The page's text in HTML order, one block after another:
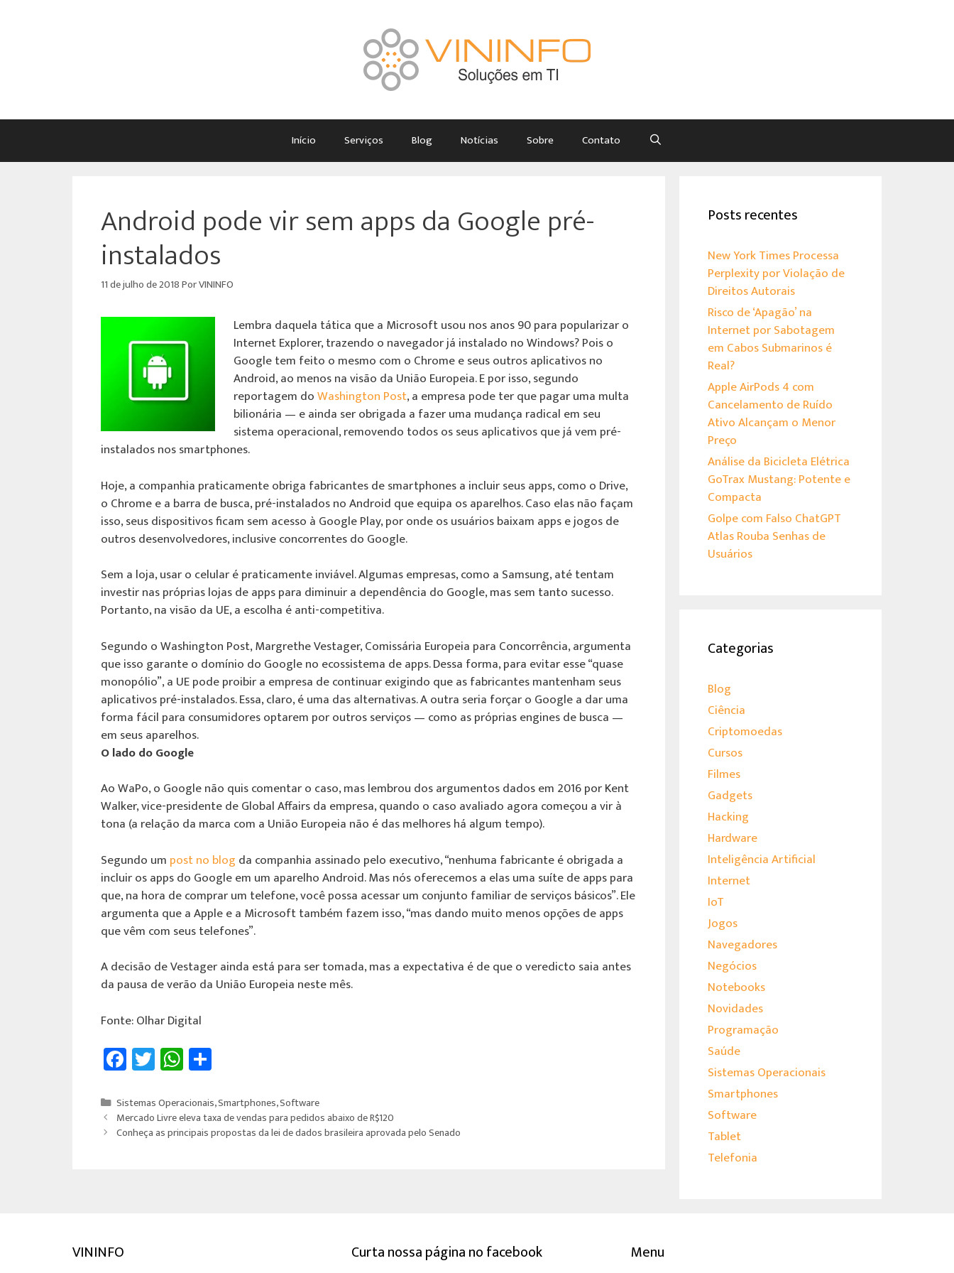
Início Serviços Blog Notícias Sobre Contato
Android pode vir sem apps da Google pré-
instalados
11 de julho de 2018PorVININFO
Lembra daquela tática que a Microsoft usou nos anos 90 para popularizar o
Internet Explorer, trazendo o navegador já instalado no Windows? Pois o
Google tem feito o mesmo com o Chrome e seus outros aplicativos no
Android, ao menos na visão da União Europeia. E por isso, segundo
reportagem doWashington Post, a empresa pode ter que pagar uma multa
bilionária — e ainda ser obrigada a fazer uma mudança radical em seu
sistema operacional, removendo todos os seus aplicativos que já vem pré-
instalados nos smartphones.
Hoje, a companhia praticamente obriga fabricantes de smartphones a incluir seus apps, como o Drive,
o Chrome e a barra de busca, pré-instalados no Android que equipa os aparelhos. Caso elas não façam
isso, seus dispositivos ficam sem acesso à Google Play, por onde os usuários baixam apps e jogos de
outros desenvolvedores, inclusive concorrentes do Google.
Sem a loja, usar o celular é praticamente inviável. Algumas empresas, como a Samsung, até tentam
investir nas próprias lojas de apps para diminuir a dependência do Google, mas sem tanto sucesso.
Portanto, na visão da UE, a escolha é anti-competitiva.
Segundo o Washington Post, Margrethe Vestager, Comissária Europeia para Concorrência, argumenta
que isso garante o domínio do Google no ecossistema de apps. Dessa forma, para evitar esse “quase
monopólio”, a UE pode proibir a empresa de continuar exigindo que as fabricantes mantenham seus
aplicativos pré-instalados. Essa, claro, é uma das alternativas. A outra seria forçar o Google a dar uma
forma fácil para consumidores optarem por outros serviços — como as próprias engines de busca —
em seus aparelhos.
O lado do Google
Ao WaPo, o Google não quis comentar o caso, mas lembrou dos argumentos dados em 2016 por Kent
Walker, vice-presidente de Global Affairs da empresa, quando o caso avaliado agora começou a vir à
tona (a relação da marca com a União Europeia não é das melhores há algum tempo).
Segundo um post no blog da companhia assinado pelo executivo, “nenhuma fabricante é obrigada a
incluir os apps do Google em um aparelho Android. Mas nós oferecemos a elas uma suíte de apps para
que, na hora de comprar um telefone, você possa acessar um conjunto familiar de serviços básicos”. Ele
argumenta que a Apple e a Microsoft também fazem isso, “mas dando muito menos opções de apps
que vêm com seus telefones”.
A decisão de Vestager ainda está para ser tomada, mas a expectativa é de que o veredicto saia antes
da pausa de verão da União Europeia neste mês.
Fonte: Olhar Digital
Fa
ce
b
o
ok
T
wi
tt
er
W
h
at
sA
p
e
Sistemas Operacionais,Smartphones,Software
Mercado Livre eleva taxa de vendas para pedidos abaixo de R$120
Conheça as principais propostas da lei de dados brasileira aprovada pelo Senado
Posts recentes
New York Times Processa
Perplexity por Violação de
Direitos Autorais
Risco de ‘Apagão’ na
Internet por Sabotagem
em Cabos Submarinos é
Real?
Apple AirPods 4 com
Cancelamento de Ruído
Ativo Alcançam o Menor
Preço
Análise da Bicicleta Elétrica
GoTrax Mustang: Potente e
Compacta
Golpe com Falso ChatGPT
Atlas Rouba Senhas de
Usuários
Categorias
Blog
Ciência
Criptomoedas
Cursos
Filmes
Gadgets
Hacking
Hardware
Inteligência Artificial
Internet
IoT
Jogos
Navegadores
Negócios
Notebooks
Novidades
Programação
Saúde
Sistemas Operacionais
Smartphones
Software
Tablet
Telefonia
VININFO Curta nossa página no facebook Menu